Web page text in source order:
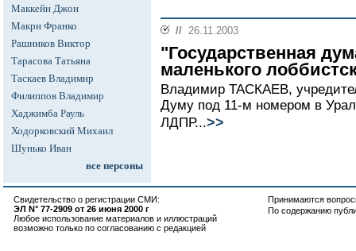
Маккейн Джон
Макри Франко
Рашников Виктор
Тарасова Татьяна
Таскаев Владимир
Филиппов Владимир
Хаджимба Рауль
Ходорковский Михаил
Шунько Иван
все персоны
// 26.11.2003
"Государственная
маленького
Владимир ТАСКАЕВ,
Думу под 11-м номером в
ЛДПР...>>
Свидетельство о регистрации СМИ:
ЭЛ N° 77-2909 от 26 июня 2000 г
Любое использование материалов и иллюстраций
возможно только по согласованию с редакцией
Принимаются
По содержанию